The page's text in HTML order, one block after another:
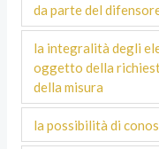
da parte del
la integralità degli
oggetto della
della misura
la possibilità di